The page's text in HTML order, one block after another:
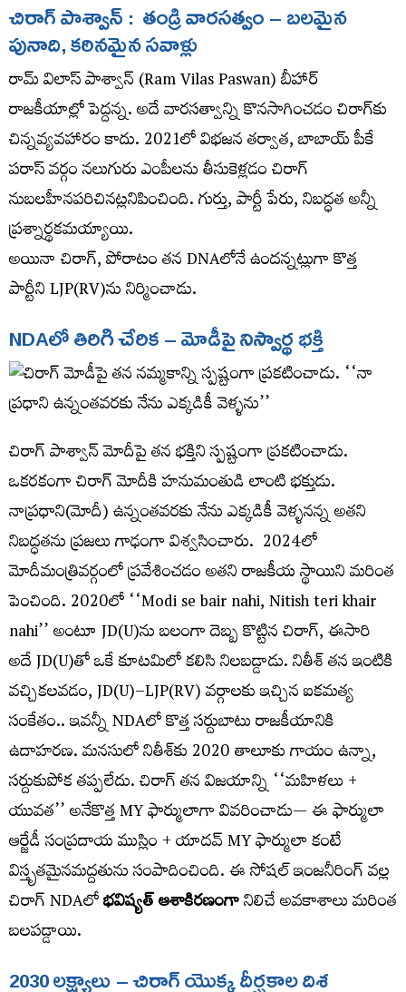
చిరాగ్​ పాశ్వాన్​ : తండ్రి వారసత్వం – బలమైన
పునాది, కఠినమైన సవాళ్లు
రామ్​ విలాస్​ పాశ్వాన్ (Ram Vilas Paswan) బీహార్
రాజకీయాల్లో పెద్దన్న. అదే వారసత్వాన్ని కొనసాగించడం చిరాగ్​కు
చిన్నవ్యవహారం కాదు. 2021లో విభజన తర్వాత, బాబాయ్​ పీకే
పరాస్​ వర్గం నలుగురు ఎంపీలను తీసుకెళ్లడం చిరాగ్​
నుబలహీనపరిచినట్లనిపించింది. గుర్తు, పార్టీ పేరు, నిబద్ధత అన్నీ
ప్రశ్నార్థకమయ్యాయి.
అయినా చిరాగ్​, పోరాటం తన DNAలోనే ఉందన్నట్లుగా కొత్త
పార్టీని LJP(RV)ను నిర్మించాడు.
NDAలో తిరిగిచేరిక – మోడీపైనిస్వార్థ భక్తి
చిరాగ్ పాశ్వాన్​ మోదీపై తన భక్తిని స్పష్టంగా ప్రకటించాడు.
ఒకరకంగా చిరాగ్​ మోదీకి హనుమంతుడి లాంటి భక్తుడు.
నాప్రధాని(మోదీ) ఉన్నంతవరకు నేను ఎక్కడికీ వెళ్ళనన్న అతని
నిబద్ధతను ప్రజలు గాఢంగా విశ్వసించారు. 2024లో
మోదీమంత్రివర్గంలో ప్రవేశించడం అతని రాజకీయ స్థాయిని మరింత
పెంచింది. 2020లో ‘‘Modi se bair nahi, Nitish teri khair
nahi’’ అంటూ JD(U)ను బలంగా దెబ్బ కొట్టిన చిరాగ్​, ఈసారి
అదే JD(U)తో ఒకే కూటమిలో కలిసి నిలబడ్డాడు. నితీశ్​ తన ఇంటికి
వచ్చికలవడం, JD(U)–LJP(RV) వర్గాలకు ఇచ్చిన ఐకమత్య
సంకేతం.. ఇవన్నీ NDAలో కొత్త సర్దుబాటు రాజకీయానికి
ఉదాహరణ. మనసులో నితీశ్​కు 2020 తాలూకు గాయం ఉన్నా,
సర్దుకుపోక తప్పలేదు. చిరాగ్​ తన విజయాన్ని ‘‘మహిళలు +
యువత’’ అనేకొత్త MY ఫార్ములాగా వివరించాడు— ఈ ఫార్ములా
ఆర్జేడీ సంప్రదాయ ముస్లిం + యాదవ్​ MY ఫార్ములా కంటే
విస్తృతమైనమద్దతును సంపాదించింది. ఈ సోషల్ ఇంజనీరింగ్ వల్ల
చిరాగ్​ NDAలోభవిష్యత్​ ఆశాకిరణంగానిలిచే అవకాశాలు మరింత
బలపడ్డాయి.
2030లక్ష్యాలు – చిరాగ్ యొక్క దీర్ఘకాలదిశ